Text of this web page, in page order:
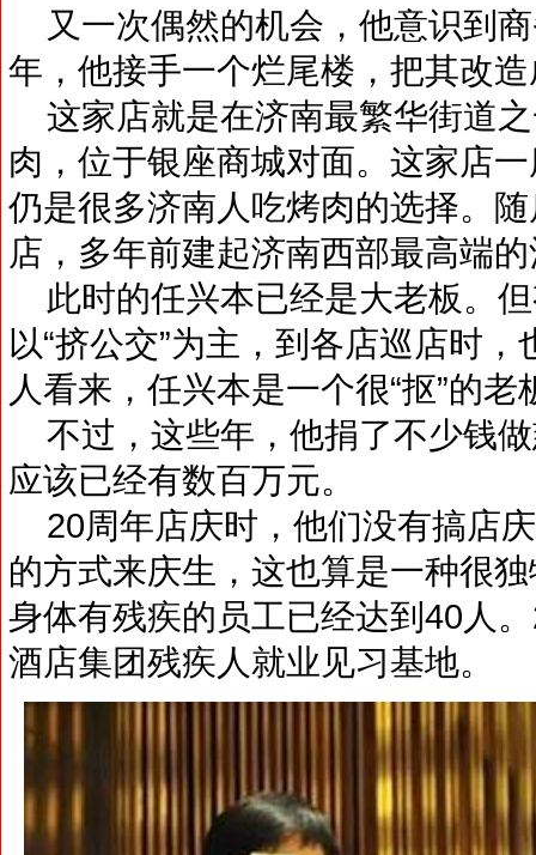
又一次偶然的机会，他意识到
年，他接手一个烂尾楼，把其改
这家店就是在济南最繁华街道
肉，位于银座商城对面。这家店
仍是很多济南人吃烤肉的选择。
店，多年前建起济南西部最高端
此时的任兴本已经是大老板。
以“挤公交”为主，到各店巡店时
人看来，任兴本是一个很“抠”的老
不过，这些年，他捐了不少钱
应该已经有数百万元。
20周年店庆时，他们没有搞店
的方式来庆生，这也算是一种很
身体有残疾的员工已经达到40人
酒店集团残疾人就业见习基地。